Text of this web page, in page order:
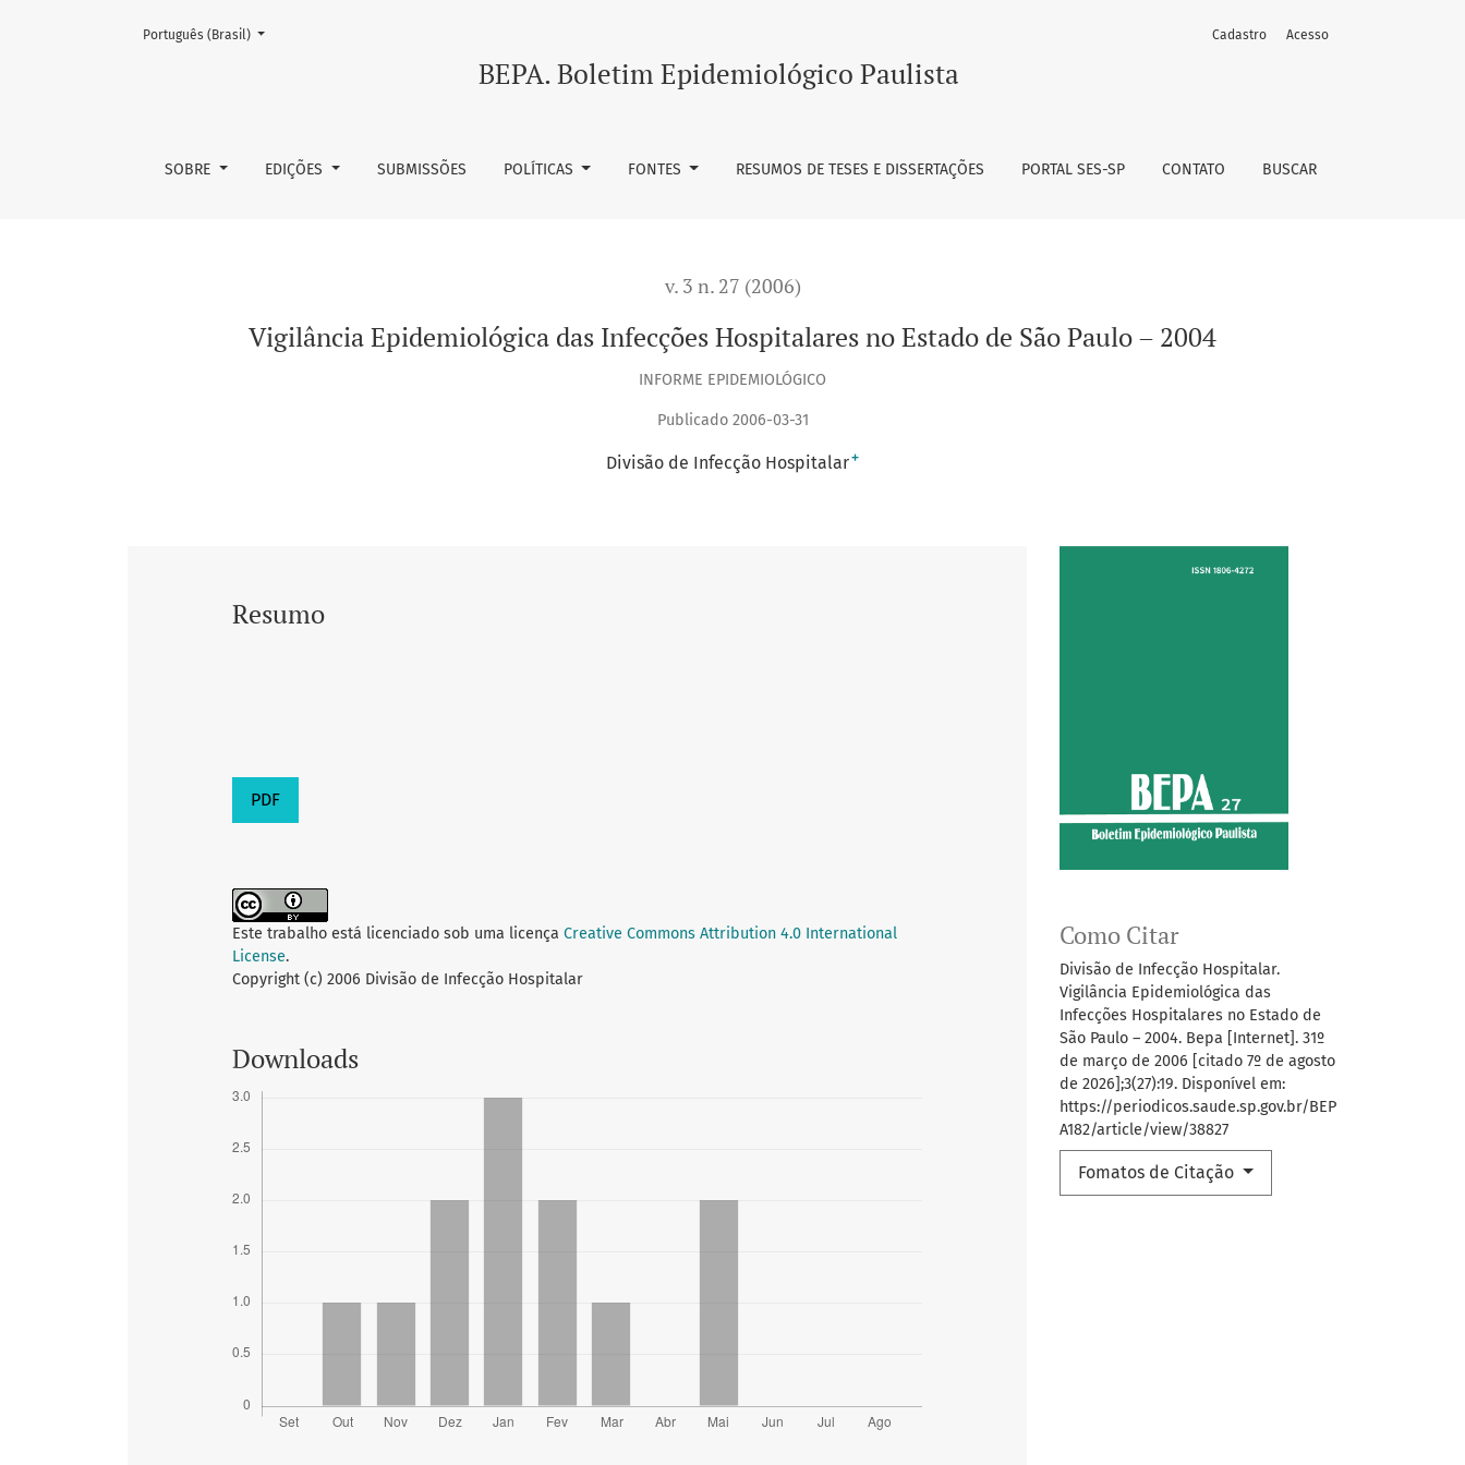
Vigilância Epidemiológica das Infecções Hospitalares no Estado de São Paulo – 2004
BEPA. Boletim Epidemiológico Paulista
SOBRE EDIÇÕES SUBMISSÕES POLÍTICAS FONTES RESUMOS DE TESES E DISSERTAÇÕES PORTAL SES-SP CONTATO BUSCAR
Cadastro Acesso
Mudar o idioma. O atual é:
Português (Brasil)
v. 3 n. 27 (2006)
Vigilância Epidemiológica das Infecções Hospitalares no Estado de São Paulo – 2004
INFORME EPIDEMIOLÓGICO
Publicado 2006-03-31
Divisão de Infecção Hospitalar+
Como Citar
Divisão de Infecção Hospitalar.
Vigilância Epidemiológica das
Infecções Hospitalares no Estado de
São Paulo – 2004. Bepa [Internet]. 31º
de março de 2006 [citado 7º de agosto
de 2026];3(27):19. Disponível em:
https://periodicos.saude.sp.gov.br/BEP
A182/article/view/38827
Fomatos de Citação
Resumo
PDF
Este trabalho está licenciado sob uma licença Creative Commons Attribution 4.0 International
License.
Copyright (c) 2006 Divisão de Infecção Hospitalar
Downloads